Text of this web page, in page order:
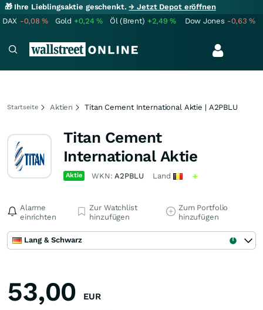
🎁 Ihre Lieblingsaktie geschenkt.→ Jetzt Depot eröffnen
DAX -0,08% Gold +0,24% Öl (Brent) +2,49% Dow Jones -0,63%
Startseite Aktien Titan Cement International Aktie | A2PBLU
Titan Cement
International Aktie
Aktie WKN:A2PBLU Land
Alarme
einrichten
Zur Watchlist
hinzufügen
Zum Portfolio
hinzufügen
Lang & Schwarz
53,00 EUR